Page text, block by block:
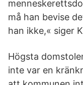
må han bevise
han ikke,« siger
Högsta
inte var en